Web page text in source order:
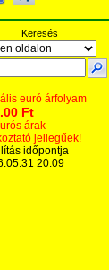
Keresés
euró árfolyam
Ft
árak
jellegűek!
időpontja
20:09